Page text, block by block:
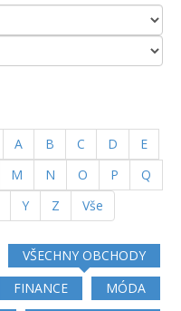
A B C D
E
M N O P
Q
Y Z Vše
VŠECHNY OBCHODY
FINANCE
MÓDA